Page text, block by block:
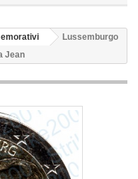
Lussemburgo
Jean